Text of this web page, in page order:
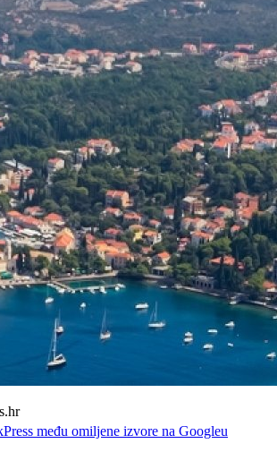
među omiljene izvore na Googleu